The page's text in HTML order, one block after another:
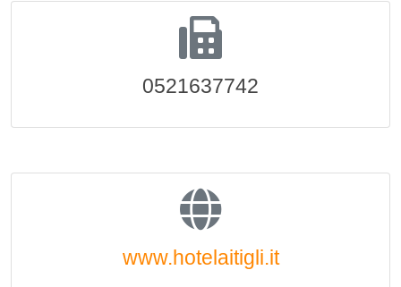
0521637742
www.hotelaitigli.it